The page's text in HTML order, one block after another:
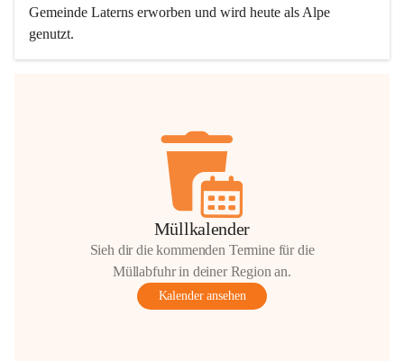
Gemeinde Laterns erworben und wird heute als Alpe
genutzt.
Müllkalender
Sieh dir die kommenden Termine für die
Müllabfuhr in deiner Region an.
Kalender ansehen